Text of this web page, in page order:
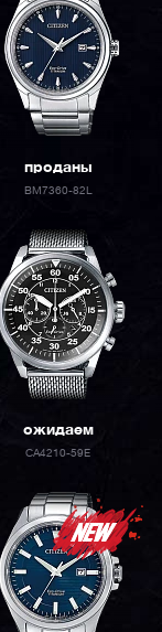
проданы
BM7360-82L
ожидаем
CA4210-59E